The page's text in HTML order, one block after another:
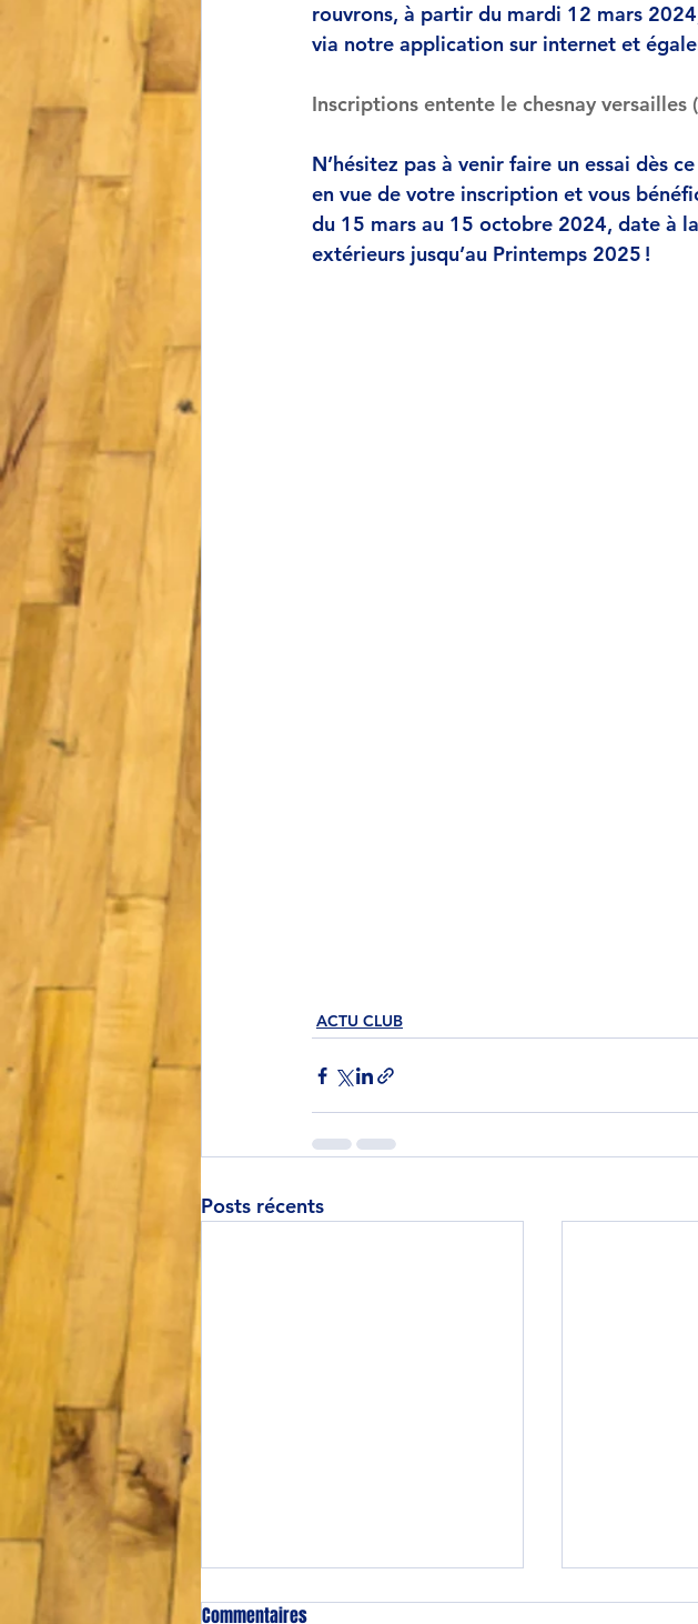
rouvrons, à partir du mardi 12 mars
via notre application sur internet et
Inscriptions entente le chesnay versailles (
N’hésitez pas à venir faire un essai dès
en vue de votre inscription et vous
du 15 mars au 15 octobre 2024, date à
extérieurs jusqu’au Printemps 2025 !
ACTU CLUB
Posts récents
Commentaires